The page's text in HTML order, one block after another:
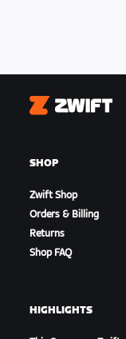
Zwift
SHOP
Zwift Shop
Orders & Billing
Returns
Shop FAQ
HIGHLIGHTS